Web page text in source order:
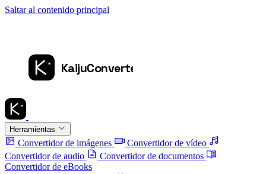
Saltar al contenido principal
Herramientas
Convertidor de imágenes
Convertidor de vídeo
Convertidor de audio
Convertidor de documentos
Convertidor de eBooks